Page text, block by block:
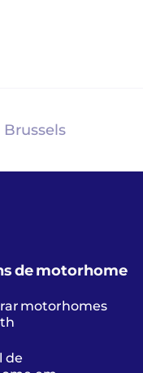
Brussels
de motorhome
motorhomes
de